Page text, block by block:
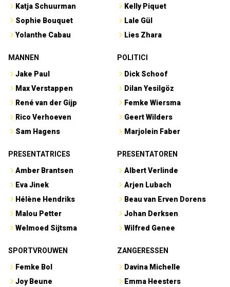
Katja Schuurman
Sophie Bouquet
Yolanthe Cabau
Kelly Piquet
Lale Gül
Lies Zhara
MANNEN
Jake Paul
Max Verstappen
René van der Gijp
Rico Verhoeven
Sam Hagens
POLITICI
Dick Schoof
Dilan Yesilgöz
Femke Wiersma
Geert Wilders
Marjolein Faber
PRESENTATRICES
Amber Brantsen
Eva Jinek
Hélène Hendriks
Malou Petter
Welmoed Sijtsma
PRESENTATOREN
Albert Verlinde
Arjen Lubach
Beau van Erven Dorens
Johan Derksen
Wilfred Genee
SPORTVROUWEN
Femke Bol
Joy Beune
ZANGERESSEN
Davina Michelle
Emma Heesters